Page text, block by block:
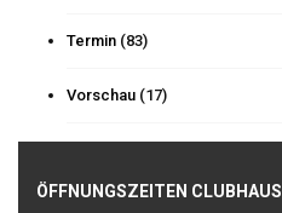
Termin (83)
Vorschau (17)
ÖFFNUNGSZEITEN CLUBHAUS